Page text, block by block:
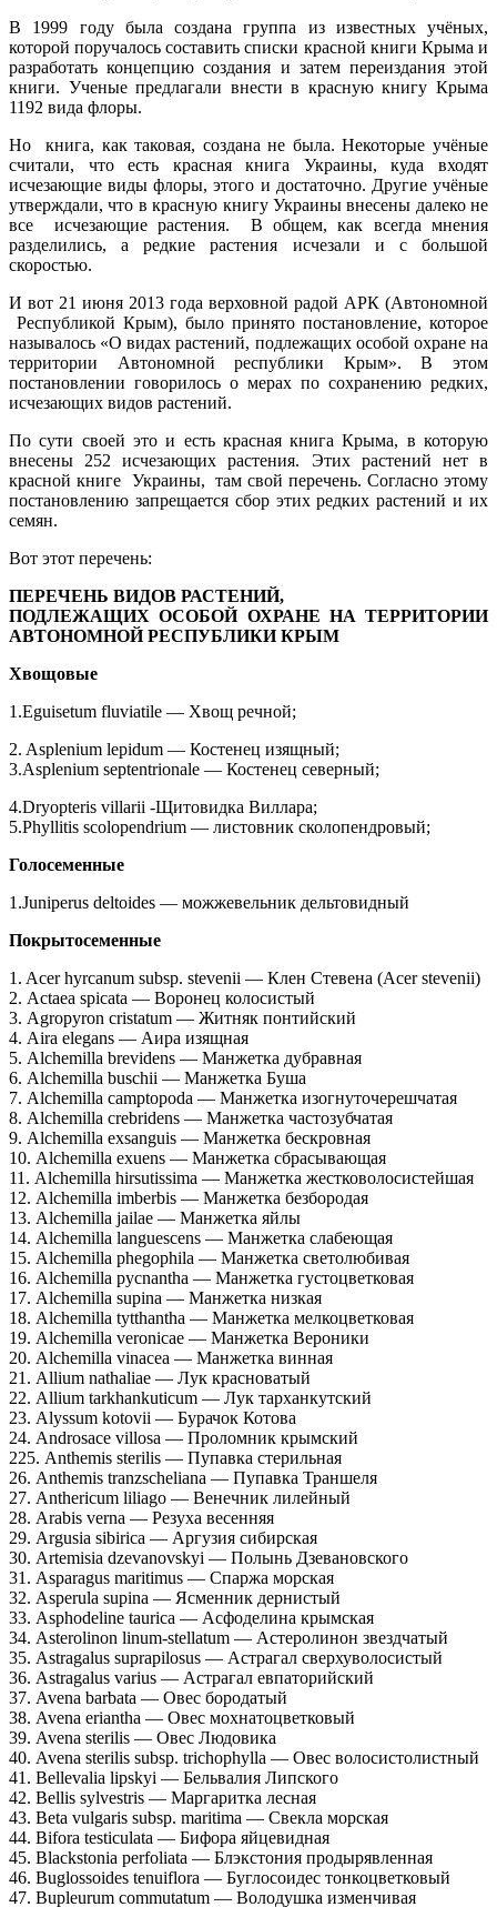
В 1999 году была создана группа из известных учёных,
которой поручалось составить списки красной книги Крыма и
разработать концепцию создания и затем переиздания этой
книги. Ученые предлагали внести в красную книгу Крыма
1192 вида флоры.
Но книга, как таковая, создана не была. Некоторые учёные
считали, что есть красная книга Украины, куда входят
исчезающие виды флоры, этого и достаточно. Другие учёные
утверждали, что в красную книгу Украины внесены далеко не
все исчезающие растения. В общем, как всегда мнения
разделились, а редкие растения исчезали и с большой
скоростью.
И вот 21 июня 2013 года верховной радой АРК (Автономной
Республикой Крым), было принято постановление, которое
называлось «О видах растений, подлежащих особой охране на
территории Автономной республики Крым». В этом
постановлении говорилось о мерах по сохранению редких,
исчезающих видов растений.
По сути своей это и есть красная книга Крыма, в которую
внесены 252 исчезающих растения. Этих растений нет в
красной книге Украины, там свой перечень. Согласно этому
постановлению запрещается сбор этих редких растений и их
семян.
Вот этот перечень:
ПЕРЕЧЕНЬ ВИДОВ РАСТЕНИЙ,
ПОДЛЕЖАЩИХ ОСОБОЙ ОХРАНЕ НА ТЕРРИТОРИИ
АВТОНОМНОЙ РЕСПУБЛИКИ КРЫМ
Хвощовые
1.Eguisetum fluviatile — Хвощ речной;
2. Asplenium lepidum — Костенец изящный;
3.Asplenium septentrionale — Костенец северный;
4.Dryopteris villarii -Щитовидка Виллара;
5.Phyllitis scolopendrium — листовник сколопендровый;
Голосеменные
1.Juniperus deltoides — можжевельник дельтовидный
Покрытосеменные
1. Acer hyrcanum subsp. stevenii — Клен Стевена (Acer stevenii)
2. Actaea spicata — Воронец колосистый
3. Agropyron cristatum — Житняк понтийский
4. Aira elegans — Аира изящная
5. Alchemilla brevidens — Манжетка дубравная
6. Alchemilla buschii — Манжетка Буша
7. Alchemilla camptopoda — Манжетка изогнуточерешчатая
8. Alchemilla crebridens — Манжетка частозубчатая
9. Alchemilla exsanguis — Манжетка бескровная
10. Alchemilla exuens — Манжетка сбрасывающая
11. Alchemilla hirsutissima — Манжетка жестковолосистейшая
12. Alchemilla imberbis — Манжетка безбородая
13. Alchemilla jailae — Манжетка яйлы
14. Alchemilla languescens — Манжетка слабеющая
15. Alchemilla phegophila — Манжетка светолюбивая
16. Alchemilla pycnantha — Манжетка густоцветковая
17. Alchemilla supina — Манжетка низкая
18. Alchemilla tytthantha — Манжетка мелкоцветковая
19. Alchemilla veronicae — Манжетка Вероники
20. Alchemilla vinacea — Манжетка винная
21. Allium nathaliae — Лук красноватый
22. Allium tarkhankuticum — Лук тарханкутский
23. Alyssum kotovii — Бурачок Котова
24. Androsace villosa — Проломник крымский
225. Anthemis sterilis — Пупавка стерильная
26. Anthemis tranzscheliana — Пупавка Траншеля
27. Anthericum liliago — Венечник лилейный
28. Arabis verna — Резуха весенняя
29. Argusia sibirica — Аргузия сибирская
30. Artemisia dzevanovskyi — Полынь Дзевановского
31. Asparagus maritimus — Спаржа морская
32. Asperula supina — Ясменник дернистый
33. Asphodeline taurica — Асфоделина крымская
34. Asterolinon linum-stellatum — Астеролинон звездчатый
35. Astragalus suprapilosus — Астрагал сверхуволосистый
36. Astragalus varius — Астрагал евпаторийский
37. Avena barbata — Овес бородатый
38. Avena eriantha — Овес мохнатоцветковый
39. Avena sterilis — Овес Людовика
40. Avena sterilis subsp. trichophylla — Овес волосистолистный
41. Bellevalia lipskyi — Бельвалия Липского
42. Bellis sylvestris — Маргаритка лесная
43. Beta vulgaris subsp. maritima — Свекла морская
44. Bifora testiculata — Бифора яйцевидная
45. Blackstonia perfoliata — Блэкстония продырявленная
46. Buglossoides tenuiflora — Буглосоидес тонкоцветковый
47. Bupleurum commutatum — Володушка изменчивая